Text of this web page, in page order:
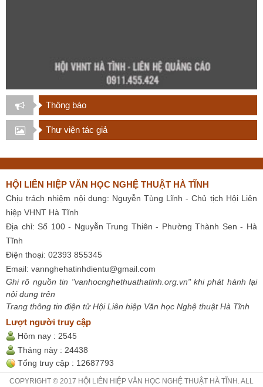
Thông báo
Thư viện tác giả
HỘI LIÊN HIỆP VĂN HỌC NGHỆ THUẬT HÀ TĨNH
Chịu trách nhiệm nội dung: Nguyễn Tùng Lĩnh - Chủ tịch Hội Liên
hiệp VHNT Hà Tĩnh
Địa chỉ: Số 100 - Nguyễn Trung Thiên - Phường Thành Sen - Hà
Tĩnh
Điện thoại: 02393 855345
Email: vannghehatinhdientu@gmail.com
Ghi rõ nguồn tin "vanhocnghethuathatinh.org.vn" khi phát hành lại
nội dung trên
Trang thông tin điện tử Hội Liên hiệp Văn học Nghệ thuật Hà Tĩnh
Lượt người truy cập
Hôm nay : 2545
Tháng này : 24438
Tổng truy cập : 12687793
COPYRIGHT © 2017 HỘI LIÊN HIỆP VĂN HỌC NGHỆ THUẬT HÀ TĨNH. ALL